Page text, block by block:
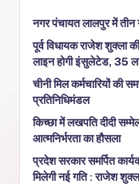
नगर पंचायत लालपुर में तीन
पूर्व विधायक राजेश शुक्ला
लाइन होगी इंसुलेटेड, 35
चीनी मिल कर्मचारियों की
प्रतिनिधिमंडल
किच्छा में लखपति दीदी
आत्मनिर्भरता का हौसला
प्रदेश सरकार समर्पित
मिलेगी नई गति : राजेश